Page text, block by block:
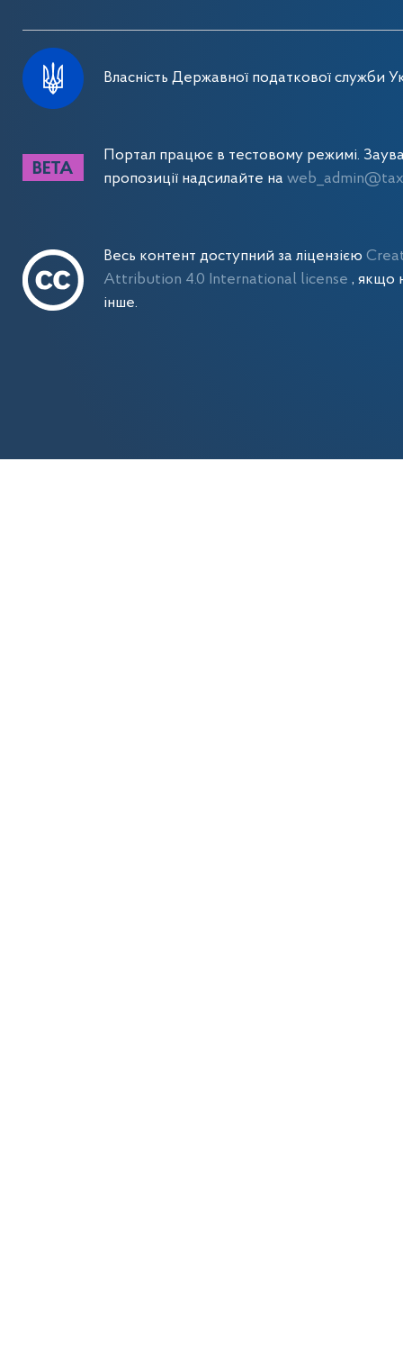
Власність Державної податкової служби
Портал працює в тестовому режимі.
пропозиції надсилайте на
Весь контент доступний за ліцензією
Attribution 4.0 International license , якщо
інше.